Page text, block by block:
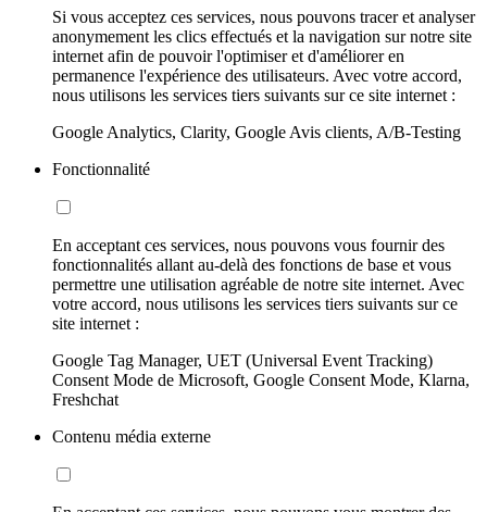
Si vous acceptez ces services, nous pouvons tracer et analyser
anonymement les clics effectués et la navigation sur notre site
internet afin de pouvoir l'optimiser et d'améliorer en
permanence l'expérience des utilisateurs. Avec votre accord,
nous utilisons les services tiers suivants sur ce site internet :
Google Analytics, Clarity, Google Avis clients, A/B-Testing
Fonctionnalité
En acceptant ces services, nous pouvons vous fournir des
fonctionnalités allant au-delà des fonctions de base et vous
permettre une utilisation agréable de notre site internet. Avec
votre accord, nous utilisons les services tiers suivants sur ce
site internet :
Google Tag Manager, UET (Universal Event Tracking)
Consent Mode de Microsoft, Google Consent Mode, Klarna,
Freshchat
Contenu média externe